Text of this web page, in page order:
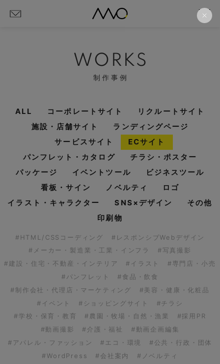
WORKS
制作事例
ALL コーポレートサイト
リクルートサイト
施設・店舗サイト
ランディングページ
サービスサイト
ECサイト
パンフレット・カタログ
チラシ・ポスター
パッケージ
イベントツール
ビジネスツール
看板・サイン
ノベルティ
ロゴ
イラスト・キャラクター
SNS×デザイン
その他
印刷物
#HTML/CSSコーディング
#レスポンシブWebデザイン
#メーカー・製造業・工業・インフラ
#写真撮影
#建設・住宅・不動産・インテリア
#イラスト
#専門店・小売
#パンフレット
#食品・飲食
#制作会社・代理店・マーケティング
#美容・健康・化粧品
#イベント
#ショッピングサイト
#チラシ
#学校・保育・教育
#農園・牧場・自然・漁業
#採用PR
#動画撮影
#介護・福祉
#動画企画編集
#アパレル・ファッション
#エコ・環境
#公共・行政・団体
#WordPress
#会社案内
#ノベルティ